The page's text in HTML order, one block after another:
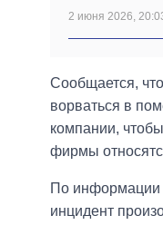
2 июня 2026,
Сообщается,
ворваться в
компании,
фирмы
По информации
инцидент